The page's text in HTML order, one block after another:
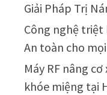
Giải Pháp Trị
Công nghệ triệt
An toàn cho
Máy RF nâng
khóe miệng tại